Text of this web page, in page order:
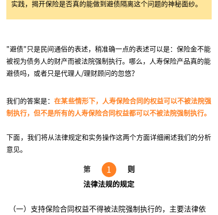
实践，揭开保险是否真的能做到避债隔离这个问题的神秘面纱。
"避债"只是民间通俗的表述，稍准确一点的表述可以是：保险金不能
被视为债务人的财产而被法院强制执行。哪么，人寿保险产品真的能
避债吗，或者只是代理人/理财顾问的忽悠？
我们的答案是：在某些情形下，人寿保险合同的权益可以不被法院强
制执行，但不是所有的人寿保险合同权益都可以不被法院强制执行。
下面，我们将从法律规定和实务操作这两个方面详细阐述我们的分析
意见。
第 1 则
法律法规的规定
（一）支持保险合同权益不得被法院强制执行的，主要法律依